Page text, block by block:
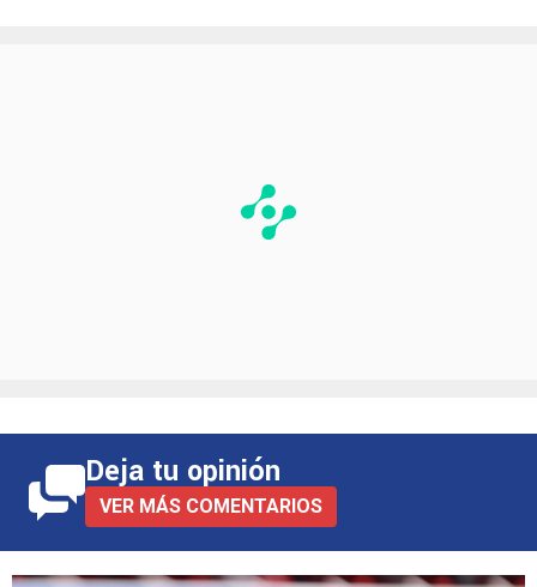
Deja tu opinión
VER MÁS COMENTARIOS